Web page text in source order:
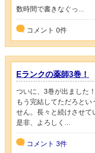
数時間で書きなぐっ...
コメント 0件
Eランクの薬師3巻！
ついに、3巻が出ました
もう完結してただろと
せん。長々と続けさせて
是非、よろしく...
コメント 3件